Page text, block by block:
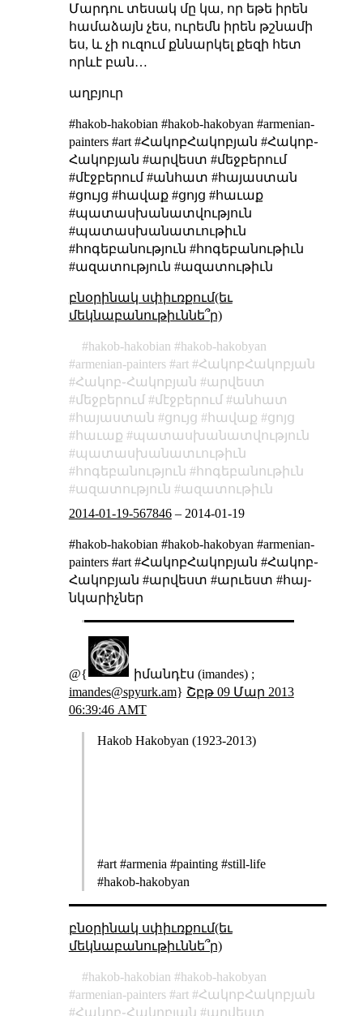
Մարդու տեսակ մը կա, որ եթե իրեն
համաձայն չես, ուրեմն իրեն թշնամի
ես, և չի ուզում քննարկել քեզի հետ
որևէ բան…
աղբյուր
#hakob-hakobian #hakob-hakobyan #armenian-
painters #art #ՀակոբՀակոբյան #Հակոբ֊
Հակոբյան #արվեստ #մեջբերում
#մէջբերում #անհատ #հայաստան
#ցույց #հավաք #ցոյց #հաւաք
#պատասխանատվություն
#պատասխանատւութիւն
#հոգեբանություն #հոգեբանութիւն
#ազատություն #ազատութիւն
բնօրինակ սփիւռքում(եւ
մեկնաբանութիւննե՞ր)
hakob-hakobian
hakob-hakobyan
armenian-painters
art
ՀակոբՀակոբյան
Հակոբ֊Հակոբյան
արվեստ
մեջբերում
մէջբերում
անհատ
հայաստան
ցույց հավաք
ցոյց
հաւաք
պատասխանատվություն
պատասխանատւութիւն
հոգեբանություն
հոգեբանութիւն
ազատություն
ազատութիւն
2014-01-19-567846– 2014-01-19
#hakob-hakobian #hakob-hakobyan #armenian-
painters #art #ՀակոբՀակոբյան #Հակոբ֊
Հակոբյան #արվեստ #արւեստ #հայ֊
նկարիչներ
@{
իմանդէս (imandes) ;
imandes@spyurk.am} Շբթ 09 Մար 2013
06:39:46 AMT
Hakob Hakobyan (1923-2013)
#art #armenia #painting #still-life
#hakob-hakobyan
բնօրինակ սփիւռքում(եւ
մեկնաբանութիւննե՞ր)
hakob-hakobian
hakob-hakobyan
armenian-painters
art
ՀակոբՀակոբյան
Հակոբ֊Հակոբյան
արվեստ